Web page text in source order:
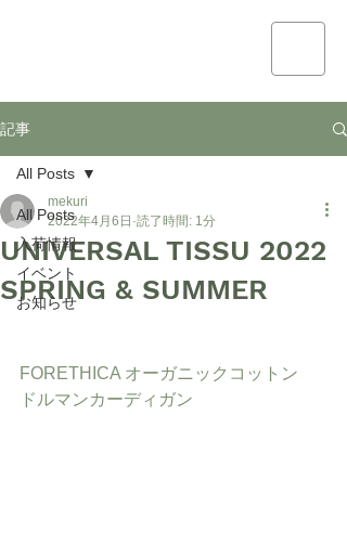
記事
All Posts
入荷情報
イベント
お知らせ
All Posts
UNIVERSAL TISSU 2022
SPRING & SUMMER
mekuri
2022年4月6日 読了時間: 1分
FORETHICA オーガニックコットン
ドルマンカーディガン